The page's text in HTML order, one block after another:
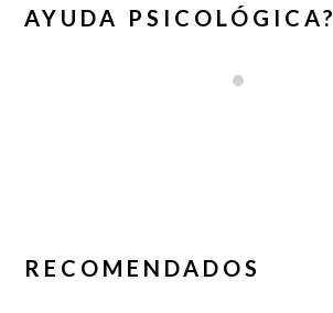
AYUDA PSICOLÓGICA?
RECOMENDADOS